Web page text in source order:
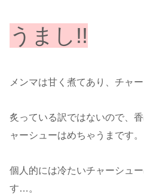
うまし!!
メンマは甘く煮てあり、チャ
炙っている訳ではないので、
ャーシューはめちゃうまです。
個人的には冷たいチャーシュ
す…。